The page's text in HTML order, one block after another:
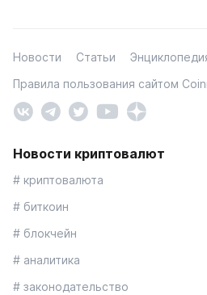
Новости Статьи
Правила пользования сайтом
Новости криптовалют
# криптовалюта
# биткоин
# блокчейн
# аналитика
# законодательство